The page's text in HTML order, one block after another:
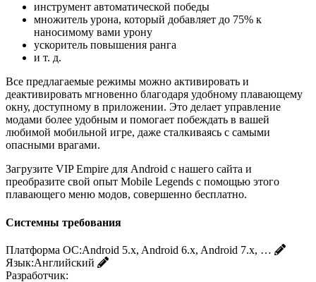
инструмент автоматической победы
множитель урона, который добавляет до 75% к
наносимому вами урону
ускоритель повышения ранга
и т. д.
Все предлагаемые режимы можно активировать и
деактивировать мгновенно благодаря удобному плавающему
окну, доступному в приложении. Это делает управление
модами более удобным и помогает побеждать в вашей
любимой мобильной игре, даже сталкиваясь с самыми
опасными врагами.
Загрузите VIP Empire для Android с нашего сайта и
преобразите свой опыт Mobile Legends с помощью этого
плавающего меню модов, совершенно бесплатно.
Системны требования
Платформа ОС:Android 5.x, Android 6.x, Android 7.x, …
Язык:Английский
Разработчик: